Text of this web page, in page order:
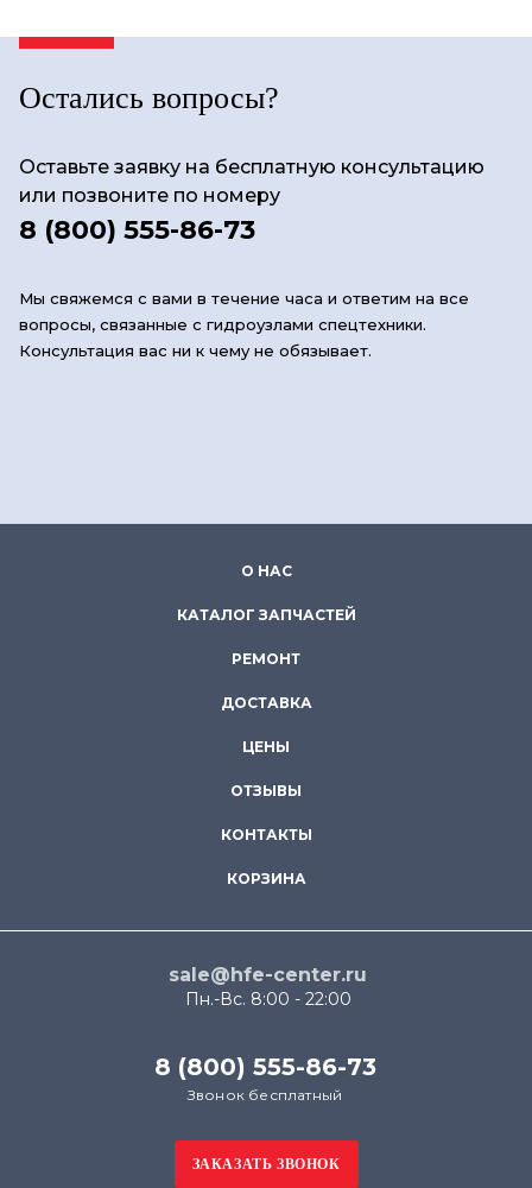
Остались вопросы?
Оставьте заявку на бесплатную консультацию
или позвоните по номеру
8 (800) 555-86-73
Мы свяжемся с вами в течение часа и ответим на все
вопросы, связанные с гидроузлами спецтехники.
Консультация вас ни к чему не обязывает.
О НАС
КАТАЛОГ ЗАПЧАСТЕЙ
РЕМОНТ
ДОСТАВКА
ЦЕНЫ
ОТЗЫВЫ
КОНТАКТЫ
КОРЗИНА
sale@hfe-center.ru
Пн.-Вс. 8:00 - 22:00
8 (800) 555-86-73
Звонок бесплатный